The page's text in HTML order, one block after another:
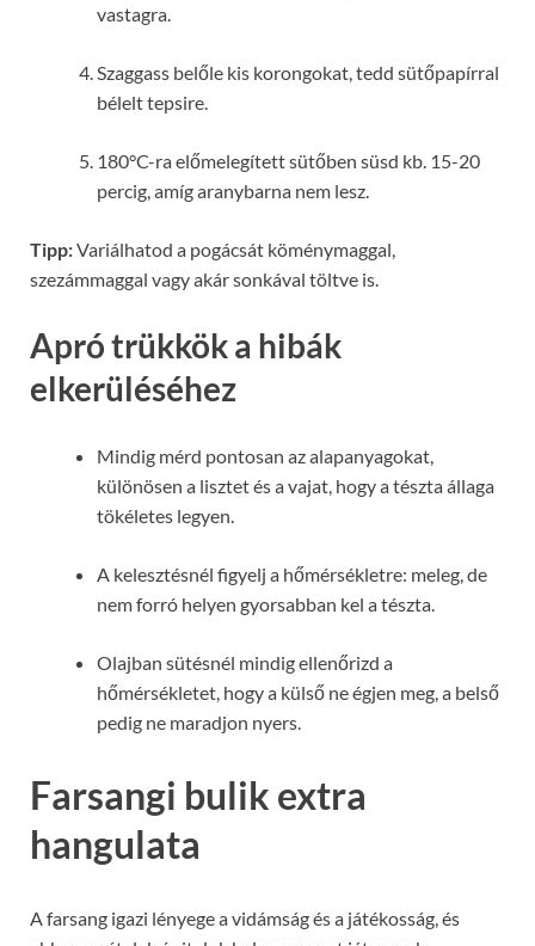
vastagra.
Szaggass belőle kis korongokat, tedd sütőpapírral
bélelt tepsire.
180°C-ra előmelegített sütőben süsd kb. 15-20
percig, amíg aranybarna nem lesz.
Tipp:Variálhatod a pogácsát köménymaggal,
szezámmaggal vagy akár sonkával töltve is.
Apró trükkök a hibák
elkerüléséhez
Mindig mérd pontosan az alapanyagokat,
különösen a lisztet és a vajat, hogy a tészta állaga
tökéletes legyen.
A kelesztésnél figyelj a hőmérsékletre: meleg, de
nem forró helyen gyorsabban kel a tészta.
Olajban sütésnél mindig ellenőrizd a
hőmérsékletet, hogy a külső ne égjen meg, a belső
pedig ne maradjon nyers.
Farsangi bulik extra
hangulata
A farsang igazi lényege a vidámság és a játékosság, és